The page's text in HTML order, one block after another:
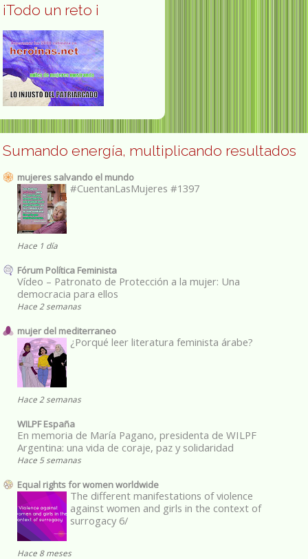
¡Todo un reto ¡
Sumando energía, multiplicando resultados
mujeres salvando el mundo
#CuentanLasMujeres #1397
Hace 1 día
Fórum Política Feminista
Vídeo – Patronato de Protección a la mujer: Una
democracia para ellos
Hace 2 semanas
mujer del mediterraneo
¿Porqué leer literatura feminista árabe?
Hace 2 semanas
WILPF España
En memoria de María Pagano, presidenta de WILPF
Argentina: una vida de coraje, paz y solidaridad
Hace 5 semanas
Equal rights for women worldwide
The different manifestations of violence
against women and girls in the context of
surrogacy 6/
Hace 8 meses